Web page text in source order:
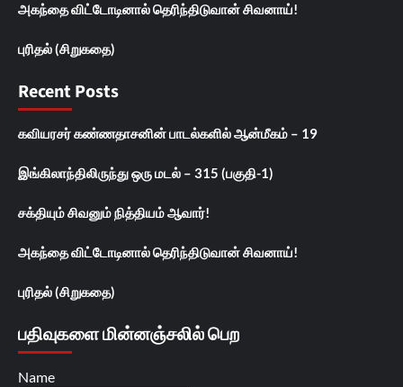
அகந்தை விட்டோடினால் தெரிந்திடுவான் சிவனாய்!
புரிதல் (சிறுகதை)
Recent Posts
கவியரசர் கண்ணதாசனின் பாடல்களில் ஆன்மீகம் – 19
இங்கிலாந்திலிருந்து ஒரு மடல் – 315 (பகுதி-1)
சக்தியும் சிவனும் நித்தியம் ஆவார்!
அகந்தை விட்டோடினால் தெரிந்திடுவான் சிவனாய்!
புரிதல் (சிறுகதை)
பதிவுகளை மின்னஞ்சலில் பெற
Name